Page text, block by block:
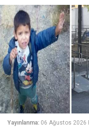
Yayınlanma: 06 Ağustos 2026